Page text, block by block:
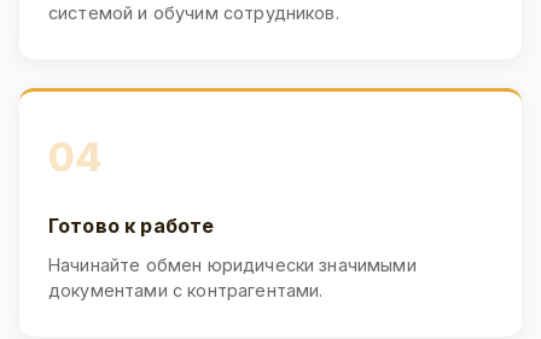
системой и обучим сотрудников.
04
Готово к работе
Начинайте обмен юридически значимыми
документами с контрагентами.